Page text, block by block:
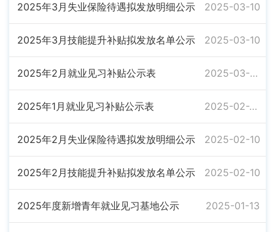
2025年3月失业保险待遇拟发放明细公示 2025-03-10
2025年3月技能提升补贴拟发放名单公示 2025-03-10
2025年2月就业见习补贴公示表 2025-03-06
2025年1月就业见习补贴公示表 2025-02-20
2025年2月失业保险待遇拟发放明细公示 2025-02-10
2025年2月技能提升补贴拟发放名单公示 2025-02-10
2025年度新增青年就业见习基地公示 2025-01-13